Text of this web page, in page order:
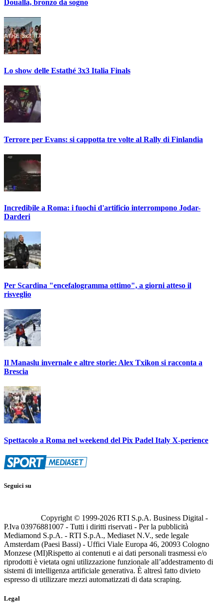
Doualla, bronzo da sogno
Lo show delle Estathé 3x3 Italia Finals
Terrore per Evans: si cappotta tre volte al Rally di Finlandia
Incredibile a Roma: i fuochi d'artificio interrompono Jodar-
Darderi
Per Scardina "encefalogramma ottimo", a giorni atteso il
risveglio
Il Manaslu invernale e altre storie: Alex Txikon si racconta a
Brescia
Spettacolo a Roma nel weekend del Pix Padel Italy X-perience
Seguici su
Copyright © 1999-2026 RTI S.p.A. Business Digital -
P.Iva 03976881007 - Tutti i diritti riservati - Per la pubblicità
Mediamond S.p.A. - RTI S.p.A., Mediaset N.V., sede legale
Amsterdam (Paesi Bassi) - Uffici Viale Europa 46, 20093 Cologno
Monzese (MI)Rispetto ai contenuti e ai dati personali trasmessi e/o
riprodotti è vietata ogni utilizzazione funzionale all’addestramento di
sistemi di intelligenza artificiale generativa. È altresì fatto divieto
espresso di utilizzare mezzi automatizzati di data scraping.
Legal